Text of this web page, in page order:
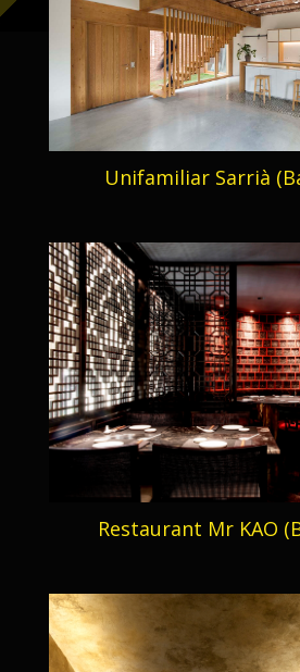
Unifamiliar Sarrià
Restaurant Mr KAO